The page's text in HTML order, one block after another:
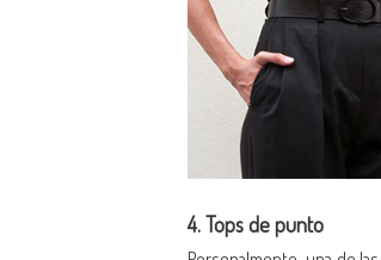
4. Tops de punto